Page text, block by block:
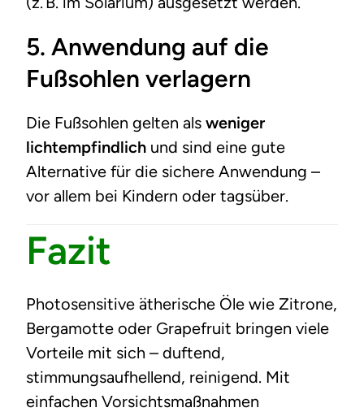
5.Anwendung auf die
Fußsohlen verlagern
Die Fußsohlen gelten alsweniger
lichtempfindlich und sind eine gute
Alternative für die sichere Anwendung –
vor allem bei Kindern oder tagsüber.
Fazit
Photosensitive ätherische Öle wie Zitrone,
Bergamotte oder Grapefruit bringen viele
Vorteile mit sich – duftend,
stimmungsaufhellend, reinigend. Mit
einfachen Vorsichtsmaßnahmen